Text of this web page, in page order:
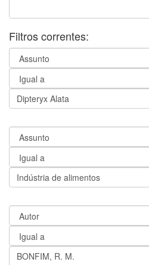
Filtros correntes: